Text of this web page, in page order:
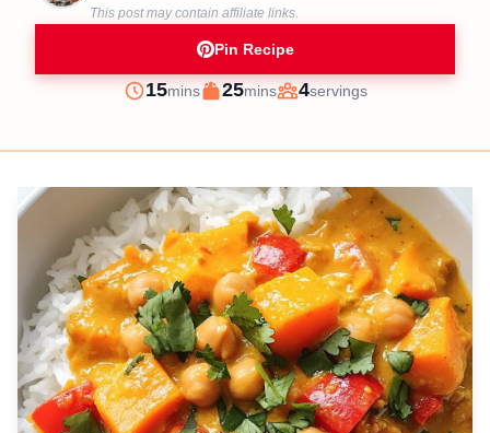
This post may contain affiliate links.
Pin Recipe
Prep
15minutes
mins
Cook
25minutes
mins
Servings
4servings